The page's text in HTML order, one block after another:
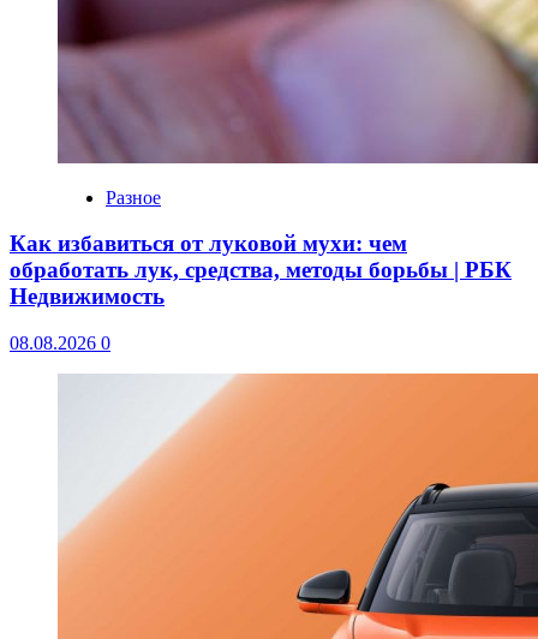
Разное
Как избавиться от луковой мухи: чем
обработать лук, средства, методы борьбы | РБК
Недвижимость
08.08.2026 0